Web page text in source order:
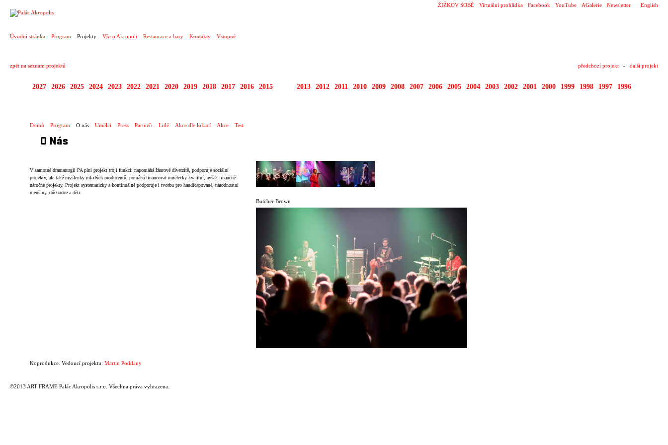
English
ŽIŽKOV SOBĚ Virtuální prohlídka Facebook YouTube AGalerie Newsletter
Úvodní stránka Program Projekty Vše o Akropoli Restaurace a bary Kontakty Vstupné
zpět na seznam projektů předchozí projekt - další projekt
2027 2026 2025 2024 2023 2022 2021 2020 2019 2018 2017 2016 2015 2013 2012 2011 2010 2009 2008 2007 2006 2005 2004 2003 2002 2001 2000 1999 1998 1997 1996
Domů Program O nás Umělci Press Partneři Lidé Akce dle lokací Akce Test
O Nás
V samotné dramaturgii PA plní projekt trojí funkci: napomáhá žánrové diverzitě, podporuje sociální
projekty, ale také myšlenky mladých producentů, pomáhá financovat umělecky kvalitní, avšak finančně
náročné projekty. Projekt systematicky a kontinuálně podporuje i tvorbu pro handicapované, národnostní
menšiny, důchodce a děti.
Butcher Brown
Koprodukce. Vedoucí projektu: Martin Poddany
©2013 ART FRAME Palác Akropolis s.r.o. Všechna práva vyhrazena.